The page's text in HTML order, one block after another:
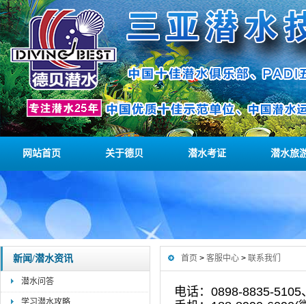
网站首页 关于德贝 潜水考证 潜水旅
新闻/潜水资讯
潜水问答
学习潜水攻略
首页 > 客服中心 > 联系我们
电话： 0898-8835-5105